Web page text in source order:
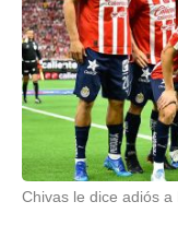
Chivas le dice adiós a